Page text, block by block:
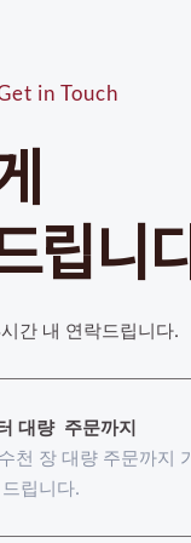
in Touch
립니
간 내 연락드립니다.
대량  주문까지
천 장 대량 주문까지
립니다.